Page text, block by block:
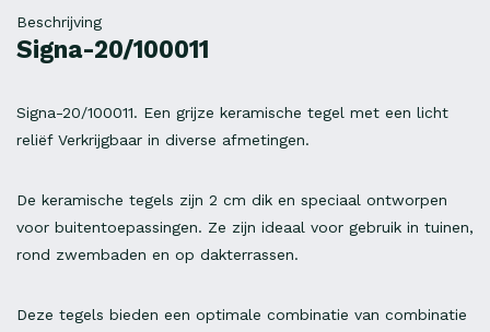
Beschrijving
Signa-20/100011
Signa-20/100011. Een grijze keramische tegel met een licht
reliëf Verkrijgbaar in diverse afmetingen.
De keramische tegels zijn 2 cm dik en speciaal ontworpen
voor buitentoepassingen. Ze zijn ideaal voor gebruik in tuinen,
rond zwembaden en op dakterrassen.
Deze tegels bieden een optimale combinatie van combinatie